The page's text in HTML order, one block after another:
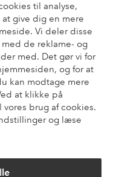
til analyse,
give dig en mere
Vi deler disse
de reklame- og
med. Det gør vi for
og for at
kan modtage mere
at klikke på
brug af cookies.
og læse
?